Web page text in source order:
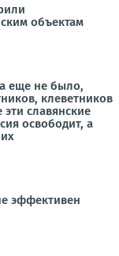
объектам
еще не было,
клеветников
славянские
освободит, а
эффективен